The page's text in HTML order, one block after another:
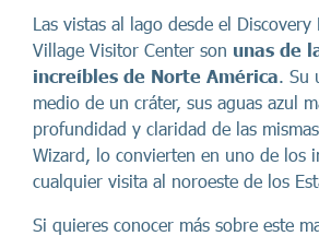
Las vistas al lago desde el
Village Visitor Center son unas de
increíbles de Norte América. Su
medio de un cráter, sus aguas azul
profundidad y claridad de las
Wizard, lo convierten en uno de los
cualquier visita al noroeste de los
Si quieres conocer más sobre este